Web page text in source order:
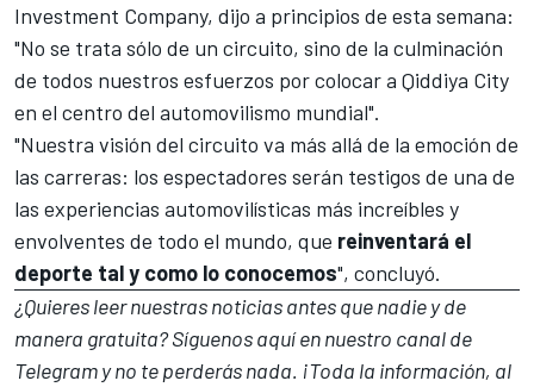
Investment Company, dijo a principios de esta semana:
"No se trata sólo de un circuito, sino de la culminación
de todos nuestros esfuerzos por colocar a Qiddiya City
en el centro del automovilismo mundial".
"Nuestra visión del circuito va más allá de la emoción de
las carreras: los espectadores serán testigos de una de
las experiencias automovilísticas más increíbles y
envolventes de todo el mundo, que reinventará el
deporte tal y como lo conocemos", concluyó.
¿Quieres leer nuestras noticias antes que nadie y de
manera gratuita? Síguenosaquí en nuestro canal de
Telegramy no te perderás nada. ¡Toda la información, al